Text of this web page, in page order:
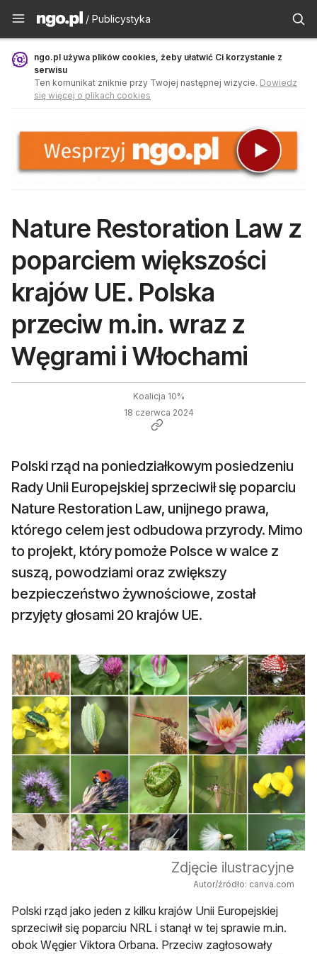
Publicystyka - ngo.pl
/ Publicystyka
ngo.pl używa plików cookies, żeby ułatwić Ci korzystanie z
serwisu
Ten komunikat zniknie przy Twojej następnej wizycie. Dowiedz
się więcej o plikach cookies
Nature Restoration Law z
poparciem większości
krajów UE. Polska
przeciw m.in. wraz z
Węgrami i Włochami
Koalicja 10%
18 czerwca 2024
Polski rząd na poniedziałkowym posiedzeniu
Rady Unii Europejskiej sprzeciwił się poparciu
Nature Restoration Law, unijnego prawa,
którego celem jest odbudowa przyrody. Mimo
to projekt, który pomoże Polsce w walce z
suszą, powodziami oraz zwiększy
bezpieczeństwo żywnościowe, został
przyjęty głosami 20 krajów UE.
Zdjęcie ilustracyjne
Autor/źródło: canva.com
Polski rząd jako jeden z kilku krajów Unii Europejskiej
sprzeciwił się poparciu NRL i stanął w tej sprawie m.in.
obok Węgier Viktora Orbana. Przeciw zagłosowały